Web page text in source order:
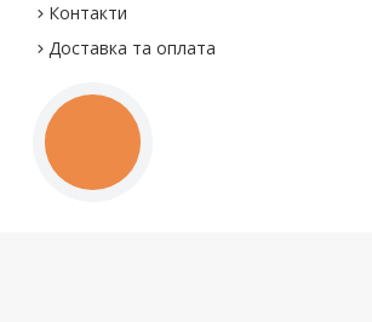
Контакти
Доставка та оплата